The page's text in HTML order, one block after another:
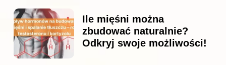
Ile mięśni można
zbudować naturalnie?
Odkryj swoje możliwości!